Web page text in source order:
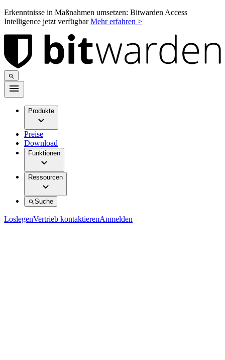
Erkenntnisse in Maßnahmen umsetzen: Bitwarden Access
Intelligence jetzt verfügbarMehr erfahren >
Produkte
Preise
Download
Funktionen
Ressourcen
Suche
LoslegenVertrieb kontaktierenAnmelden